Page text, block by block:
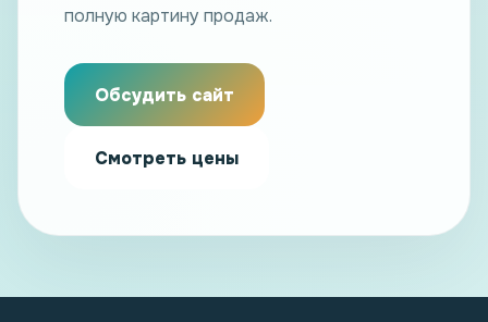
полную картину продаж.
Обсудить сайт
Смотреть цены